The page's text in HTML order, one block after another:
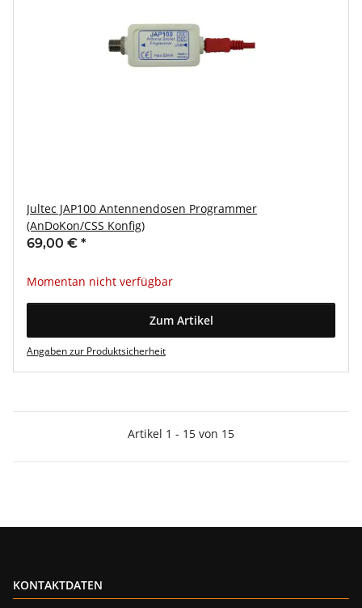
Jultec JAP100 Antennendosen Programmer
(AnDoKon/CSS Konfig)
69,00 € *
Momentan nicht verfügbar
Zum Artikel
Angaben zur Produktsicherheit
Artikel 1 - 15 von 15
KONTAKTDATEN